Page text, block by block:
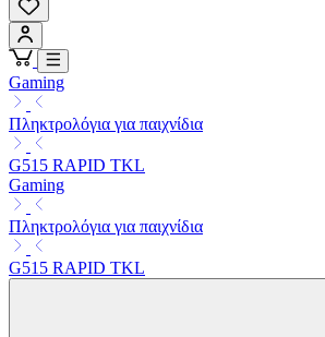
Gaming
Πληκτρολόγια για παιχνίδια
G515 RAPID TKL
Gaming
Πληκτρολόγια για παιχνίδια
G515 RAPID TKL